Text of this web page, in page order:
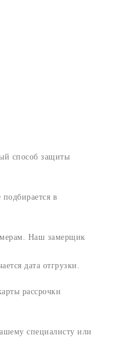
способ защиты
в
Наш замерщик
дата отгрузки.
рассрочки
специалисту или